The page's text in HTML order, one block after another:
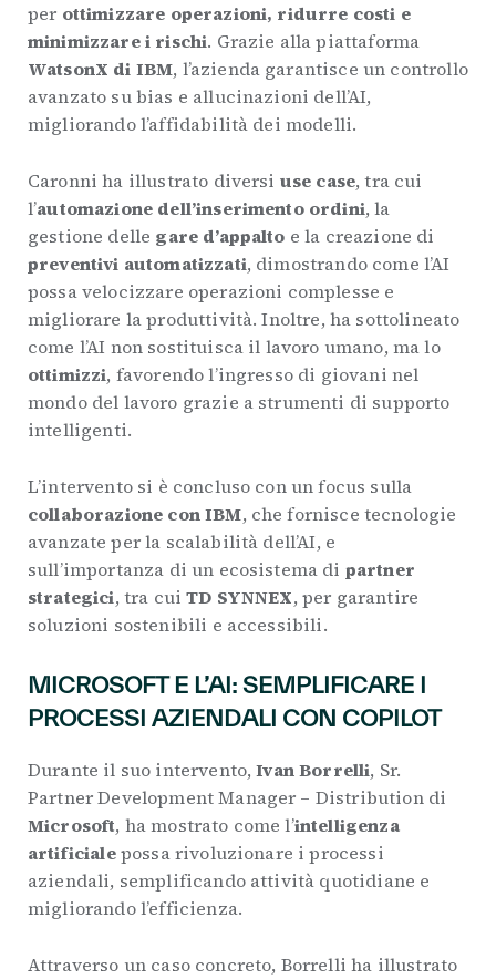
per ottimizzare operazioni, ridurre costi e
minimizzare i rischi. Grazie alla piattaforma
WatsonX di IBM, l’azienda garantisce un controllo
avanzato su bias e allucinazioni dell’AI,
migliorando l’affidabilità dei modelli.
Caronni ha illustrato diversi use case, tra cui
l’automazione dell’inserimento ordini, la
gestione delle gare d’appalto e la creazione di
preventivi automatizzati, dimostrando come l’AI
possa velocizzare operazioni complesse e
migliorare la produttività. Inoltre, ha sottolineato
come l’AI non sostituisca il lavoro umano, ma lo
ottimizzi, favorendo l’ingresso di giovani nel
mondo del lavoro grazie a strumenti di supporto
intelligenti.
L’intervento si è concluso con un focus sulla
collaborazione con IBM, che fornisce tecnologie
avanzate per la scalabilità dell’AI, e
sull’importanza di un ecosistema di partner
strategici, tra cuiTD SYNNEX, per garantire
soluzioni sostenibili e accessibili.
MICROSOFT E L’AI: SEMPLIFICARE I
PROCESSI AZIENDALI CON COPILOT
Durante il suo intervento,Ivan Borrelli, Sr.
Partner Development Manager – Distribution di
Microsoft, ha mostrato come l’intelligenza
artificialepossa rivoluzionare i processi
aziendali, semplificando attività quotidiane e
migliorando l’efficienza.
Attraverso un caso concreto, Borrelli ha illustrato